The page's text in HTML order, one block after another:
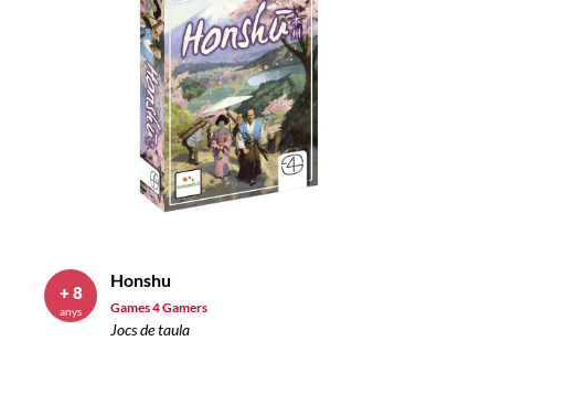
Honshu
Games 4 Gamers
Jocs de taula
+ 8
anys